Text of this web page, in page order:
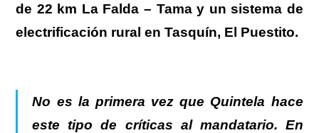
de 22 km La Falda – Tama y un sistema de
electrificación rural en Tasquín, El Puestito.
No es la primera vez que Quintela hace
este tipo de críticas al mandatario. En